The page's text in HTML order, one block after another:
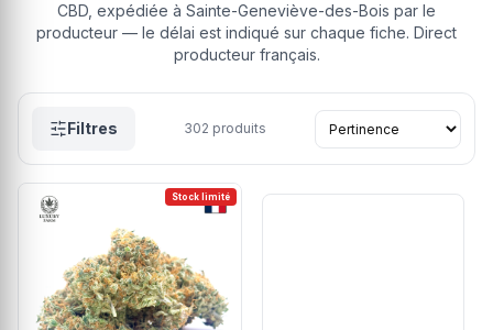
CBD, expédiée à Sainte-Geneviève-des-Bois par le
producteur — le délai est indiqué sur chaque fiche. Direct
producteur français.
Filtres 302 produits
Stock limité